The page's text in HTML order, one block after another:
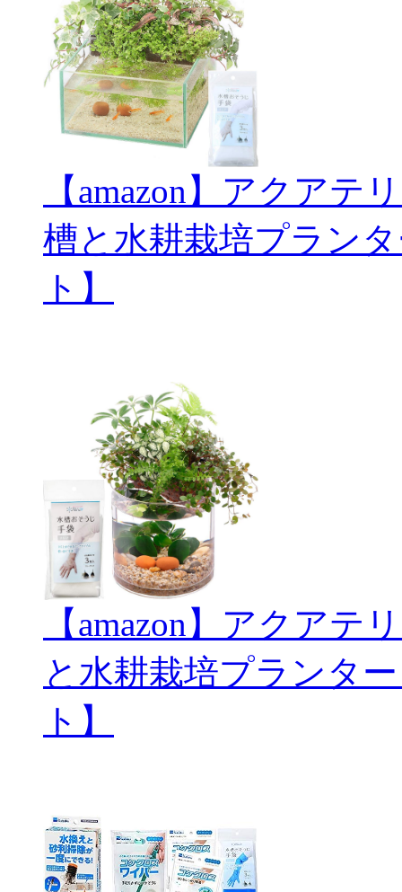
【amazon】アクアテ
槽と水耕栽培プラン
ト】
【amazon】アクアテ
と水耕栽培プランタ
ト】